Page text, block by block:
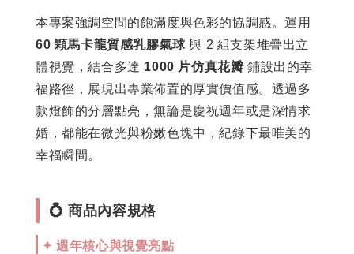
本專案強調空間的飽滿度與色彩的協調感。運用
60 顆馬卡龍質感乳膠氣球與 2 組支架堆疊出立
體視覺，結合多達 1000 片仿真花瓣 鋪設出的幸
福路徑，展現出專業佈置的厚實價值感。透過多
款燈飾的分層點亮，無論是慶祝週年或是深情求
婚，都能在微光與粉嫩色塊中，紀錄下最唯美的
幸福瞬間。
💍 商品內容規格
✦ 週年核心與視覺亮點